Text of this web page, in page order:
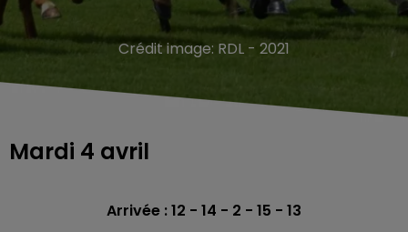
Crédit image: RDL - 2021
Mardi 4 avril
Arrivée : 12 - 14 - 2 - 15 - 13